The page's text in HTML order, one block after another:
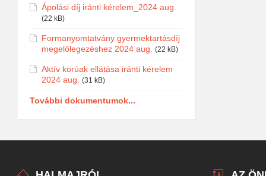
Ápolási díj iránti kérelem_2024 aug.
(22 kB)
Formanyomtatvány gyermektartásdíj
megelőlegezéshez 2024 aug. (22 kB)
Aktív korúak ellátása iránti kérelem
2024 aug. (31 kB)
További dokumentumok...